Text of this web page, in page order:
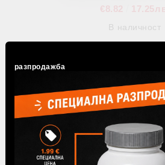
В наличност
Доставка
разпродажба